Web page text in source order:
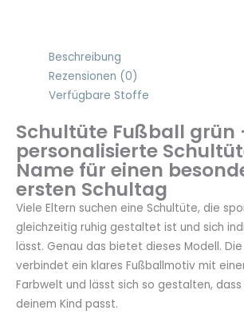
Beschreibung
Rezensionen (0)
Verfügbare Stoffe
Schultüte Fußball grün
personalisierte
Name für einen
ersten Schultag
Viele Eltern suchen eine Schultüte, die
gleichzeitig ruhig gestaltet ist und sich
lässt. Genau das bietet dieses Modell.
verbindet ein klares Fußballmotiv mit
Farbwelt und lässt sich so gestalten,
deinem Kind passt.